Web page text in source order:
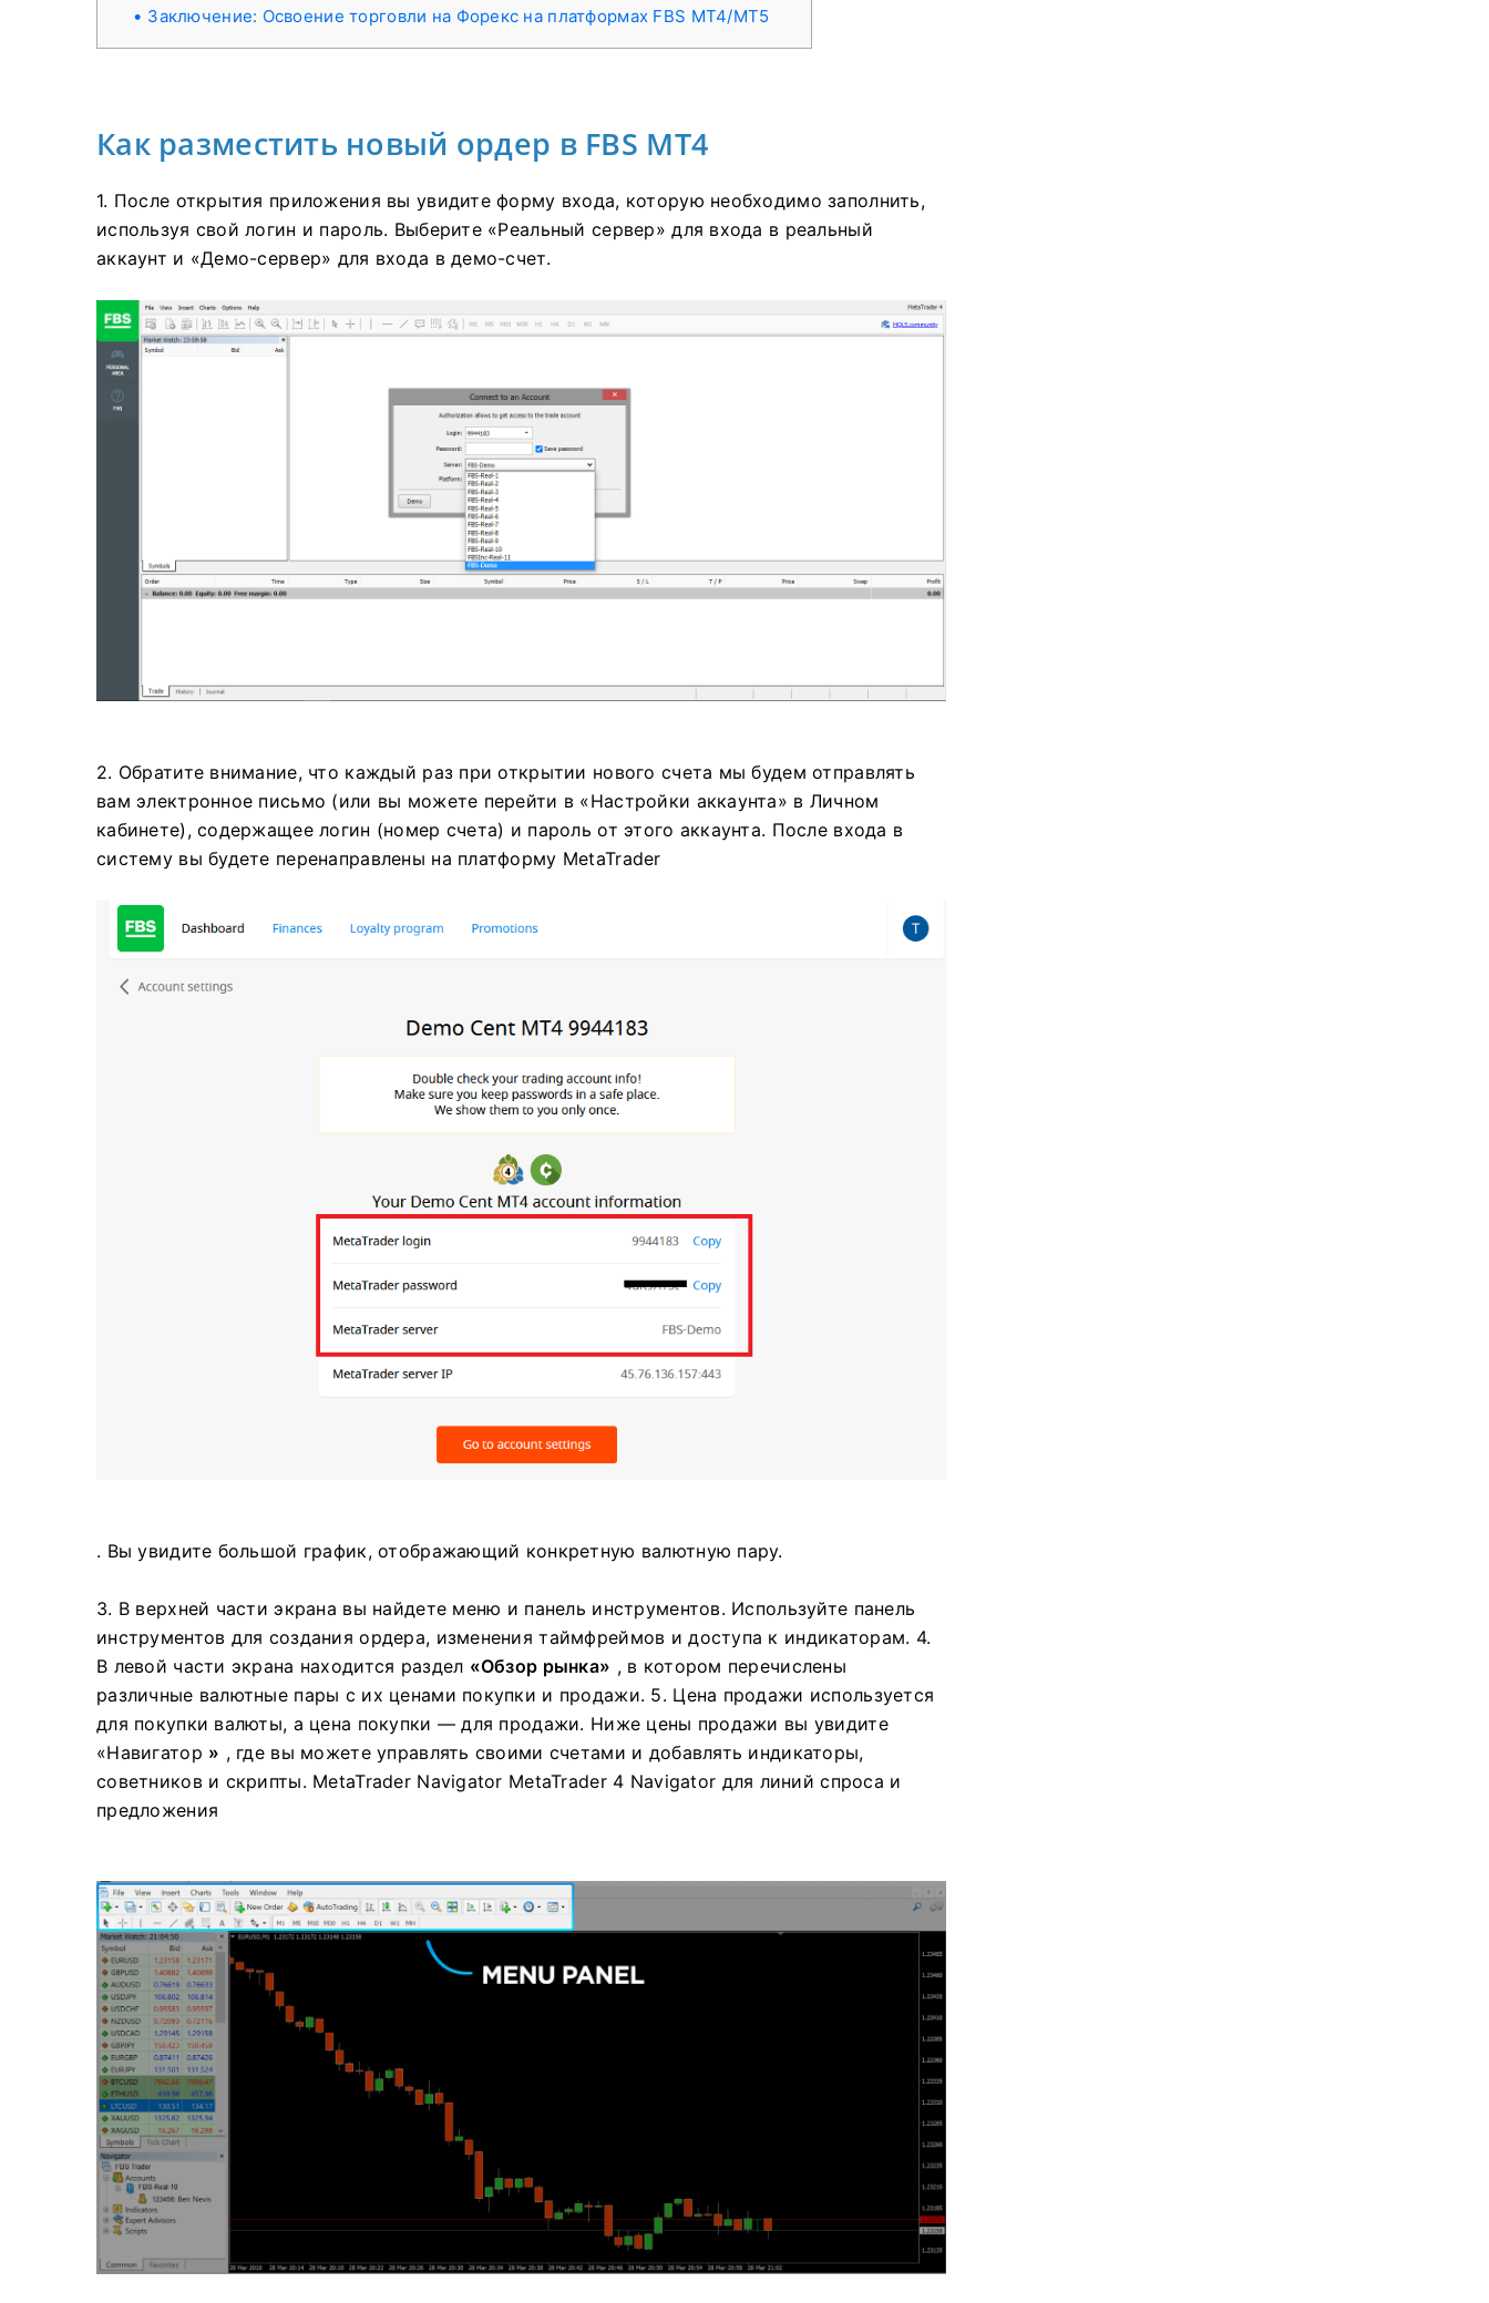
Заключение: Освоение торговли на Форекс на платформах FBS MT4/MT5
Как разместить новый ордер в FBS MT4
1. После открытия приложения вы увидите форму входа, которую необходимо заполнить,
используя свой логин и пароль. Выберите «Реальный сервер» для входа в реальный
аккаунт и «Демо-сервер» для входа в демо-счет.
2. Обратите внимание, что каждый раз при открытии нового счета мы будем отправлять
вам электронное письмо (или вы можете перейти в «Настройки аккаунта» в Личном
кабинете), содержащее логин (номер счета) и пароль от этого аккаунта. После входа в
систему вы будете перенаправлены на платформу MetaTrader
. Вы увидите большой график, отображающий конкретную валютную пару.
3. В верхней части экрана вы найдете меню и панель инструментов. Используйте панель
инструментов для создания ордера, изменения таймфреймов и доступа к индикаторам. 4.
В левой части экрана находится раздел «Обзор рынка» , в котором перечислены
различные валютные пары с их ценами покупки и продажи. 5. Цена продажи используется
для покупки валюты, а цена покупки — для продажи. Ниже цены продажи вы увидите
«Навигатор » , где вы можете управлять своими счетами и добавлять индикаторы,
советников и скрипты. MetaTrader Navigator MetaTrader 4 Navigator для линий спроса и
предложения